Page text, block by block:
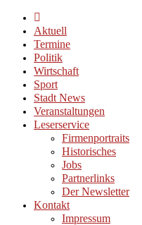
Aktuell
Termine
Politik
Wirtschaft
Sport
Stadt News
Veranstaltungen
Leserservice
Firmenportraits
Historisches
Jobs
Partnerlinks
Der Newsletter
Kontakt
Impressum